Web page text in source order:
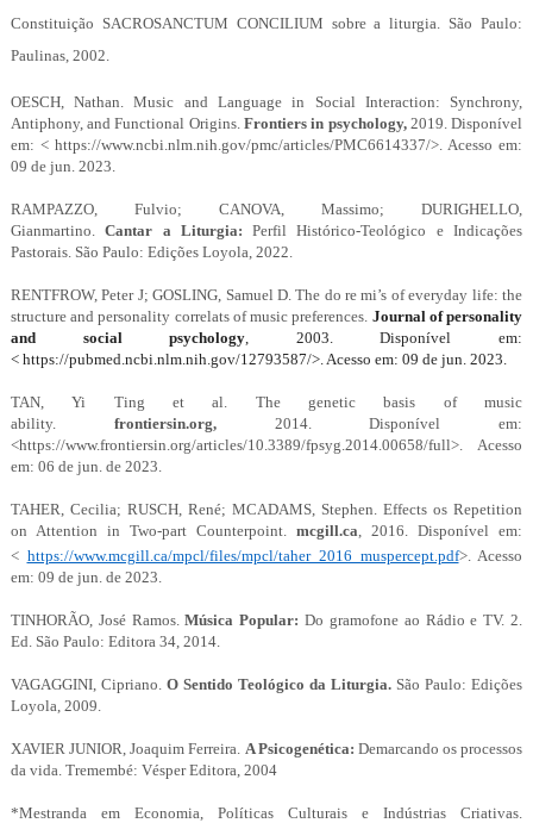
Constituição SACROSANCTUM CONCILIUM sobre a liturgia. São Paulo:
Paulinas, 2002.
OESCH, Nathan. Music and Language in Social Interaction: Synchrony,
Antiphony, and Functional Origins. Frontiers in psychology, 2019. Disponível
em: < https://www.ncbi.nlm.nih.gov/pmc/articles/PMC6614337/>. Acesso em:
09 de jun. 2023.
RAMPAZZO, Fulvio; CANOVA, Massimo; DURIGHELLO,
Gianmartino.Cantar a Liturgia:Perfil Histórico-Teológico e Indicações
Pastorais. São Paulo: Edições Loyola, 2022.
RENTFROW, Peter J; GOSLING, Samuel D. The do re mi’s of everyday life: the
structure and personality correlats of music preferences. Journal of personality
and social psychology, 2003. Disponível em:
< https://pubmed.ncbi.nlm.nih.gov/12793587/>. Acesso em: 09 de jun. 2023.
TAN, Yi Ting et al. The genetic basis of music
ability. frontiersin.org,2014.Disponível em:
<https://www.frontiersin.org/articles/10.3389/fpsyg.2014.00658/full>. Acesso
em: 06 de jun. de 2023.
TAHER, Cecilia; RUSCH, René; MCADAMS, Stephen.Effects os Repetition
on Attention in Two-part Counterpoint.mcgill.ca, 2016.Disponível em:
< https://www.mcgill.ca/mpcl/files/mpcl/taher_2016_muspercept.pdf>. Acesso
em: 09 de jun. de 2023.
TINHORÃO, José Ramos.Música Popular:Do gramofone ao Rádio e TV. 2.
Ed. São Paulo: Editora 34, 2014.
VAGAGGINI, Cipriano. O Sentido Teológico da Liturgia. São Paulo: Edições
Loyola, 2009.
XAVIER JUNIOR, Joaquim Ferreira. A Psicogenética: Demarcando os processos
da vida. Tremembé: Vésper Editora, 2004
*Mestranda em Economia, Políticas Culturais e Indústrias Criativas.